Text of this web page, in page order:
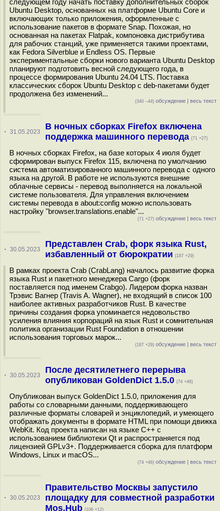
следующем году начать поставку дополнительных сборок
Ubuntu Desktop, основанных на платформе Ubuntu Core и
включающих только приложения, оформленные с
использование пакетов в формате Snap. Похожая, но
основанная на пакетах Flatpak, компоновка дистрибутива
для рабочих станций, уже применяется такими проектами,
как Fedora Silverblue и Endless OS. Первые
экспериментальные сборки нового варианта Ubuntu Desktop
планируют подготовить весной следующего года, в
процессе формирования Ubuntu 24.04 LTS. Поставка
классических сборок Ubuntu Desktop с deb-пакетами будет
продолжена без изменений...
(340 –44) обсуждение | весь текст
· 31.05.2023
В ночных сборках Firefox включена
поддержка машинного перевода (71 +27)
В ночных сборках Firefox, на базе которых 4 июля будет
сформирован выпуск Firefox 115, включена по умолчанию
система автоматизированного машинного перевода с одного
языка на другой. В работе не используются внешние
облачные сервисы - перевод выполняется на локальной
системе пользователя. Для управления включением
системы перевода в about:config можно использовать
настройку "browser.translations.enable"...
(71 +27) обсуждение | весь текст
· 30.05.2023
Представлен Crab, форк языка Rust,
избавленный от бюрократии (187 +29)
В рамках проекта Crab (CrabLang) началось развитие форка
языка Rust и пакетного менеджера Cargo (форк
поставляется под именем Сrabgo). Лидером форка назван
Трэвис Вагнер (Travis A. Wagner), не входящий в список 100
наиболее активных разработчиков Rust. В качестве
причины создания форка упоминается недовольство
усиления влияния корпораций на язык Rust и сомнительная
политика организации Rust Foundation в отношении
использования торговых марок...
(187 +29) обсуждение | весь текст
· 30.05.2023
После десятилетнего перерыва
опубликован GoldenDict 1.5.0 (74 +46)
Опубликован выпуск GoldenDict 1.5.0, приложения для
работы со словарными данными, поддерживающего
различные форматы словарей и энциклопедий, и умеющего
отображать документы в формате HTML при помощи движка
WebKit. Код проекта написан на языке С++ с
использованием библиотеки Qt и распространяется под
лицензией GPLv3+. Поддерживается сборка для платформ
Windows, Linux и macOS...
(74 +46) обсуждение | весь текст
· 30.05.2023
Правительство Москвы запустило
площадку для совместной разработки
Mos.Hub (106 +12)